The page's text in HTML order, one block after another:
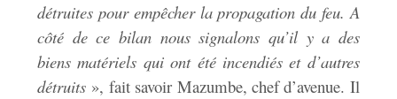
détruites pour empêcher la propagation du feu. A
côté de ce bilan nous signalons qu’il y a des
biens matériels qui ont été incendiés et d’autres
détruits », fait savoir Mazumbe, chef d’avenue. Il